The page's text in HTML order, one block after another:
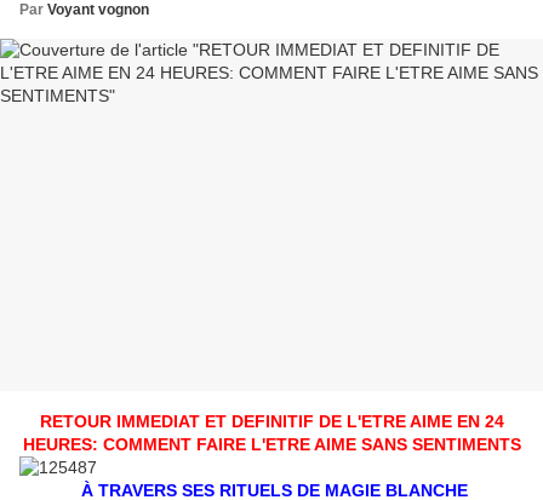
Par Voyant vognon
RETOUR IMMEDIAT ET DEFINITIF DE L'ETRE AIME EN 24
HEURES: COMMENT FAIRE L'ETRE AIME SANS SENTIMENTS
À TRAVERS SES RITUELS DE MAGIE BLANCHE